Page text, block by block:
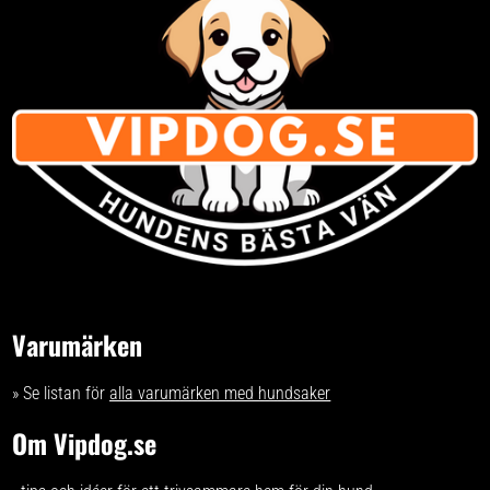
hudområden och den skall ej
sköljas ur. Eftersom Aptus®
Derma Care Soft Wash och Derma
Care Moisturizing Gel innehåller
innehållsämnen genom att använd
gelen mellan baden. Det är
ofarligt för djuret att slicka i sig
produkten. Aptus® Derma Care
Moisturizing Gel kan användas
dagligen i kortare eller längre
perioder vid behov. Följ
veterinärens rekommendationer.
Fördelar med Virbac Caniprevent
För rengöring av hanhundens
förhud Bidrar till god hygien i
förhudsområdet Kan hjälpa till att
minska ansamling av sekret Enkel
applicering med medföljande
spruta Lämplig för regelbunden
användning vid behov Användning
Torka först rent förhuden med en
bomullspad fuktad med lösningen.
Dra därefter upp 10 ml
Caniprevent i den medföljande
sprutan och fäst plastmunstycket.
För in munstycket försiktigt
mellan förhuden och penis och
töm sprutan. Håll
förhudsöppningen stängd en kort
per rengöringstillfälle. Hur ofta
Varumärken
» Se listan föralla varumärken med hundsaker
Om Vipdog.se